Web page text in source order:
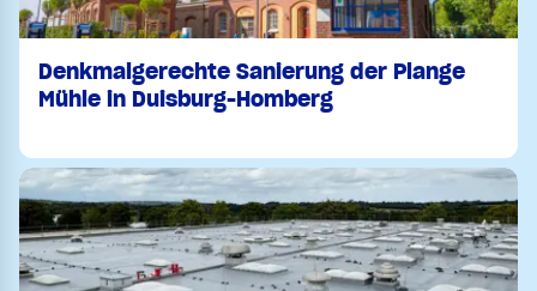
Denkmalgerechte Sanierung der Plange
Mühle in Duisburg-Homberg